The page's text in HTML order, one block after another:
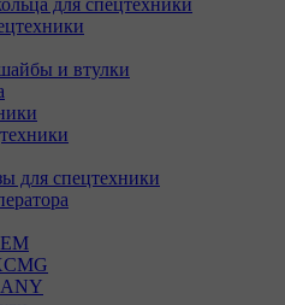
для спецтехники
и втулки
для спецтехники